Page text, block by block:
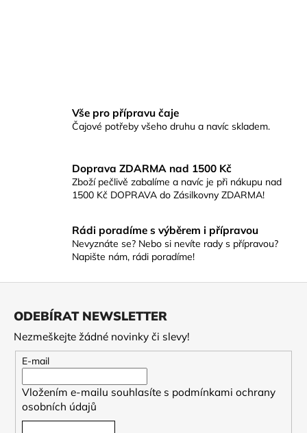
Vše pro přípravu čaje
Čajové potřeby všeho druhu a navíc skladem.
Doprava ZDARMA nad 1500 Kč
Zboží pečlivě zabalíme a navíc je při nákupu nad
1500 Kč DOPRAVA do Zásilkovny ZDARMA!
Rádi poradíme s výběrem i přípravou
Nevyznáte se? Nebo si nevíte rady s přípravou?
Napište nám, rádi poradíme!
ODEBÍRAT NEWSLETTER
Nezmeškejte žádné novinky či slevy!
E-mail
Vložením e-mailu souhlasíte s podmínkami ochrany
osobních údajů